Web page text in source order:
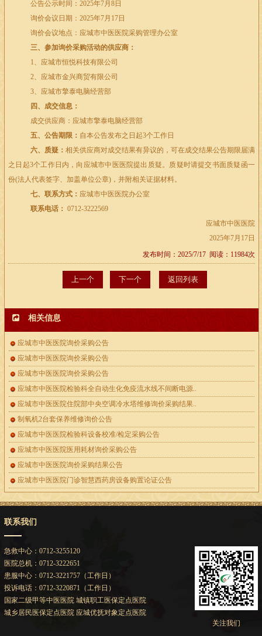
公告公示时间： 2025年7月 8日
询价会议日期： 2025年7月 17日
询价会议地点：应城市中医医院采购管理办公室
三、参加询价采购活动的供应商：
1、应城市恒悦科技有限公司
2、应城市金兴商贸有限公司
3、应城市擎泰电脑经营部
四、成交信息：
成交供应商：应城市擎泰电脑经营部
五、公告期限： 自本公告发布之日起3个工作日
六、质疑： 相关供应商对成交结果有异议的，可在成交结果公告期限届满
之日起3个工作日内，向应城市中医医院提出质疑。质疑时请提交书面质疑函一
份(法人代表签字、加盖单位公章) ，并附相关证据材料。
七、联系方式： 应城市中医医院办公室
联系电话： 0712-3222569
应城市中医医院
2025年7月 17日
发布时间：2025/7/17 阅读：11984次
上一个 下一个 返回列表
相关信息
应城市中医医院询价采购公告
应城市中医医院询价采购公告
应城市中医医院询价采购公告
应城市中医医院检验科全自动生化免疫流水线不间断电源..
应城市中医医院住院部中央空调冷水塔维修询价采购结果..
制氧机2台套保养维修询价公告
应城市中医医院检验科设备校准/检定采购公告
应城市中医医院医用耗材询价采购公告
应城市中医医院询价采购结果公告
应城市中医医院门诊智慧西药房设备购置论证公告
关注我们
联系我们
急救中心：0712-3255120
医院总机：0712-3222651
患服中心：0712-3221757（工作日）
投诉电话：0712-3220871（工作日）
国家二级甲等中医医院 城镇职工医保定点医院
城乡居民医保定点医院 应城优抚对象定点医院